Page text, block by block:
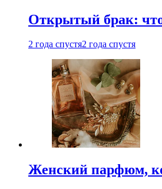
Открытый брак:
2 года спустя2 года спустя
Женский парфюм,